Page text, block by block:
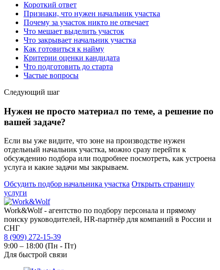
Короткий ответ
Признаки, что нужен начальник участка
Почему за участок никто не отвечает
Что мешает выделить участок
Что закрывает начальник участка
Как готовиться к найму
Критерии оценки кандидата
Что подготовить до старта
Частые вопросы
Следующий шаг
Нужен не просто материал по теме, а решение по
вашей задаче?
Если вы уже видите, что зоне на производстве нужен
отдельный начальник участка, можно сразу перейти к
обсуждению подбора или подробнее посмотреть, как устроена
услуга и какие задачи мы закрываем.
Обсудить подбор начальника участка Открыть страницу
услуги
Work&Wolf - агентство по подбору персонала и прямому
поиску руководителей, HR-партнёр для компаний в России и
СНГ
8 (909) 272-15-39
9:00 – 18:00 (Пн - Пт)
Для быстрой связи